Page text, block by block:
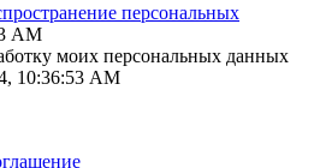
персональных
AM
моих персональных данных
10:36:53 AM